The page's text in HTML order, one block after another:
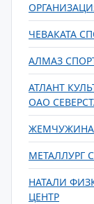
ЧЕВАКАТА
АЛМАЗ
АТЛАНТ
ОАО
ЖЕМЧУЖИНА
МЕТАЛЛУРГ
НАТАЛИ
ЦЕНТР